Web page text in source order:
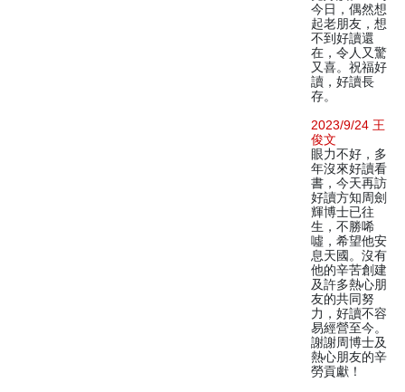
今日，偶然想
起老朋友，想
不到好讀還
在，令人又驚
又喜。祝福好
讀，好讀長
存。
2023/9/24 王
俊文
眼力不好，多
年沒來好讀看
書，今天再訪
好讀方知周劍
輝博士已往
生，不勝唏
噓，希望他安
息天國。沒有
他的辛苦創建
及許多熱心朋
友的共同努
力，好讀不容
易經營至今。
謝謝周博士及
熱心朋友的辛
勞貢獻！